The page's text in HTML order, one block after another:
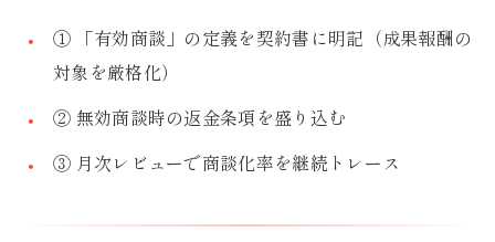
① 「有効商談」の定義を契約書に明記（成果報酬の
対象を厳格化）
② 無効商談時の返金条項を盛り込む
③ 月次レビューで商談化率を継続トレース